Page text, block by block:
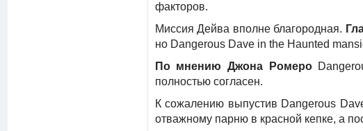
факторов.
Миссия Дейва вполне благородная.
но Dangerous Dave in the Haunted
По мнению Джона Ромеро
полностью согласен.
К сожалению выпустив Dangerous
отважному парню в красной кепке, а